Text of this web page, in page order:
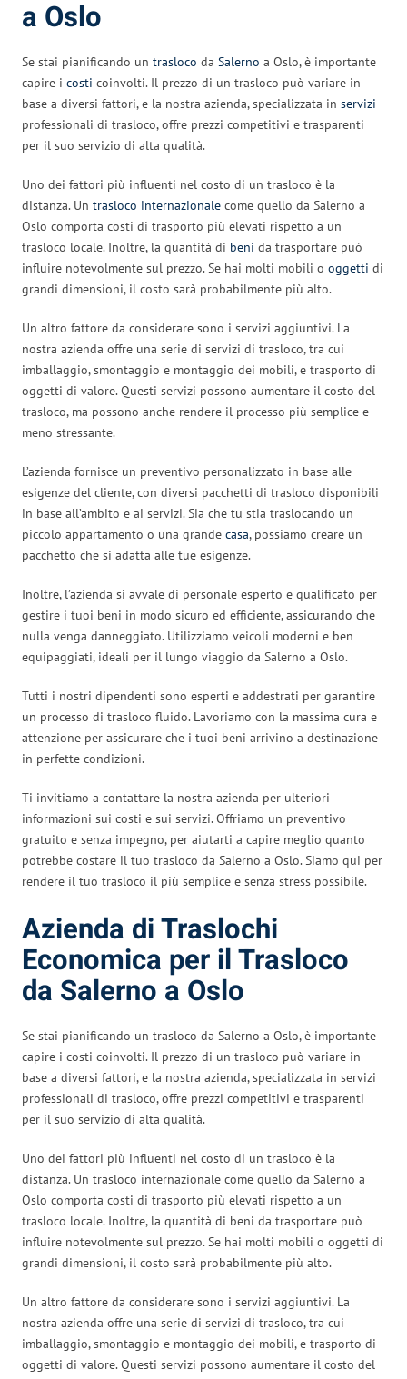
a Oslo
Se stai pianificando un trasloco da Salerno a Oslo, è importante
capire i costi coinvolti. Il prezzo di un trasloco può variare in
base a diversi fattori, e la nostra azienda, specializzata in servizi
professionali di trasloco, offre prezzi competitivi e trasparenti
per il suo servizio di alta qualità.
Uno dei fattori più influenti nel costo di un trasloco è la
distanza. Un trasloco internazionale come quello da Salerno a
Oslo comporta costi di trasporto più elevati rispetto a un
trasloco locale. Inoltre, la quantità di beni da trasportare può
influire notevolmente sul prezzo. Se hai molti mobili o oggetti di
grandi dimensioni, il costo sarà probabilmente più alto.
Un altro fattore da considerare sono i servizi aggiuntivi. La
nostra azienda offre una serie di servizi di trasloco, tra cui
imballaggio, smontaggio e montaggio dei mobili, e trasporto di
oggetti di valore. Questi servizi possono aumentare il costo del
trasloco, ma possono anche rendere il processo più semplice e
meno stressante.
L’azienda fornisce un preventivo personalizzato in base alle
esigenze del cliente, con diversi pacchetti di trasloco disponibili
in base all’ambito e ai servizi. Sia che tu stia traslocando un
piccolo appartamento o una grande casa, possiamo creare un
pacchetto che si adatta alle tue esigenze.
Inoltre, l’azienda si avvale di personale esperto e qualificato per
gestire i tuoi beni in modo sicuro ed efficiente, assicurando che
nulla venga danneggiato. Utilizziamo veicoli moderni e ben
equipaggiati, ideali per il lungo viaggio da Salerno a Oslo.
Tutti i nostri dipendenti sono esperti e addestrati per garantire
un processo di trasloco fluido. Lavoriamo con la massima cura e
attenzione per assicurare che i tuoi beni arrivino a destinazione
in perfette condizioni.
Ti invitiamo a contattare la nostra azienda per ulteriori
informazioni sui costi e sui servizi. Offriamo un preventivo
gratuito e senza impegno, per aiutarti a capire meglio quanto
potrebbe costare il tuo trasloco da Salerno a Oslo. Siamo qui per
rendere il tuo trasloco il più semplice e senza stress possibile.
Azienda di Traslochi
Economica per il Trasloco
da Salerno a Oslo
Se stai pianificando un trasloco da Salerno a Oslo, è importante
capire i costi coinvolti. Il prezzo di un trasloco può variare in
base a diversi fattori, e la nostra azienda, specializzata in servizi
professionali di trasloco, offre prezzi competitivi e trasparenti
per il suo servizio di alta qualità.
Uno dei fattori più influenti nel costo di un trasloco è la
distanza. Un trasloco internazionale come quello da Salerno a
Oslo comporta costi di trasporto più elevati rispetto a un
trasloco locale. Inoltre, la quantità di beni da trasportare può
influire notevolmente sul prezzo. Se hai molti mobili o oggetti di
grandi dimensioni, il costo sarà probabilmente più alto.
Un altro fattore da considerare sono i servizi aggiuntivi. La
nostra azienda offre una serie di servizi di trasloco, tra cui
imballaggio, smontaggio e montaggio dei mobili, e trasporto di
oggetti di valore. Questi servizi possono aumentare il costo del